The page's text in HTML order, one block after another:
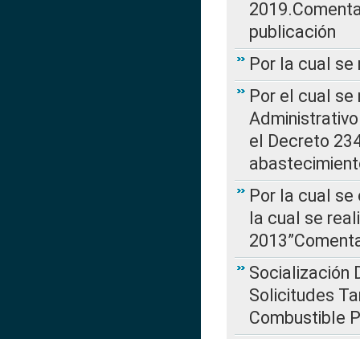
publicación
Por la cual se
Por el cual
el Decreto
Por la cual se
la cual se
Socialización
Solicitudes
Combustible